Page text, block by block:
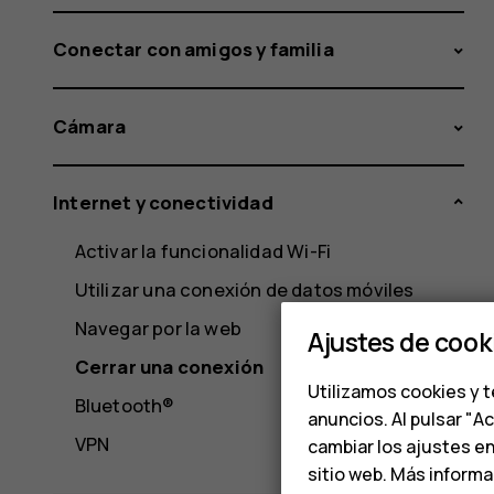
Conectar con amigos y familia
Cámara
Internet y conectividad
Activar la funcionalidad Wi-Fi
Utilizar una conexión de datos móviles
Navegar por la web
Cerrar una conexión
Bluetooth®
VPN
Ajustes de
Utilizamos cookies y
anuncios. Al pulsar
cambiar los ajustes
sitio web. Más